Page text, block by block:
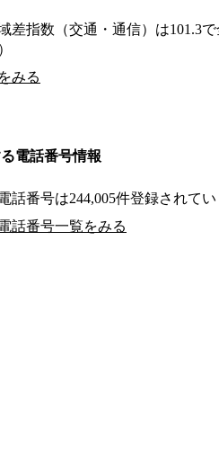
差指数（交通・通信）は101.3
みる
電話番号情報
話番号は244,005件登録されてい
話番号一覧をみる